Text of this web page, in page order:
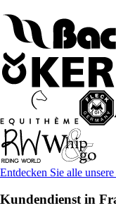
Entdecken Sie alle
Kundendienst in